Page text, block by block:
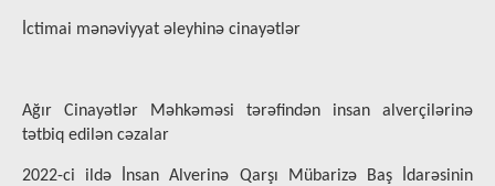
İctimai mənəviyyat əleyhinə cinayətlər
Ağır Cinayətlər Məhkəməsi tərəfindən insan alverçilərinə
tətbiq edilən cəzalar
2022-ci ildə İnsan Alverinə Qarşı Mübarizə Baş İdarəsinin